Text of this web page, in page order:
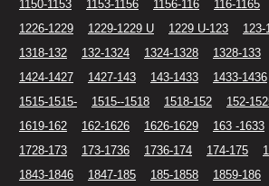
1150-1153
1153-1156 1156-116 116-1165
1226-1229
1229-1229 U 1229 U-123 123-
1318-132
132-1324 1324-1328 1328-133
1424-1427
1427-143 143-1433 1433-1436
1515-1515-
1515--1518 1518-152 152-
1619-162
162-1626 1626-1629 163 -1633
1728-173
173-1736 1736-174 174-175
1843-1846
1847-185 185-1858 1859-186